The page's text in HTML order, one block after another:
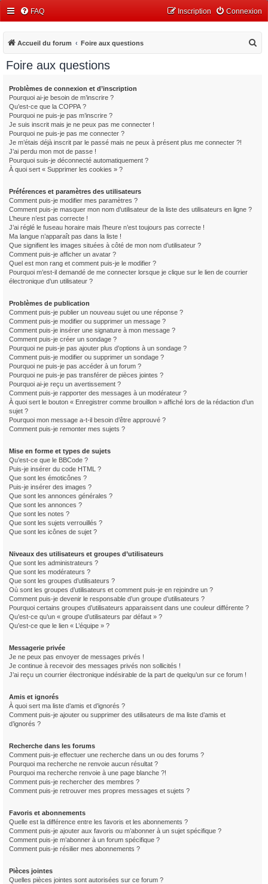
FAQ Connexion
Inscription
Accueil du forum Foire aux questions
Foire aux questions
Problèmes de connexion et d’inscription
Pourquoi ai-je besoin de m’inscrire ?
Qu’est-ce que la COPPA ?
Pourquoi ne puis-je pas m’inscrire ?
Je suis inscrit mais je ne peux pas me connecter !
Pourquoi ne puis-je pas me connecter ?
Je m’étais déjà inscrit par le passé mais ne peux à présent plus me connecter ?!
J’ai perdu mon mot de passe !
Pourquoi suis-je déconnecté automatiquement ?
À quoi sert « Supprimer les cookies » ?
Préférences et paramètres des utilisateurs
Comment puis-je modifier mes paramètres ?
Comment puis-je masquer mon nom d’utilisateur de la liste des utilisateurs en ligne ?
L’heure n’est pas correcte !
J’ai réglé le fuseau horaire mais l’heure n’est toujours pas correcte !
Ma langue n’apparaît pas dans la liste !
Que signifient les images situées à côté de mon nom d’utilisateur ?
Comment puis-je afficher un avatar ?
Quel est mon rang et comment puis-je le modifier ?
Pourquoi m’est-il demandé de me connecter lorsque je clique sur le lien de courrier
électronique d’un utilisateur ?
Problèmes de publication
Comment puis-je publier un nouveau sujet ou une réponse ?
Comment puis-je modifier ou supprimer un message ?
Comment puis-je insérer une signature à mon message ?
Comment puis-je créer un sondage ?
Pourquoi ne puis-je pas ajouter plus d’options à un sondage ?
Comment puis-je modifier ou supprimer un sondage ?
Pourquoi ne puis-je pas accéder à un forum ?
Pourquoi ne puis-je pas transférer de pièces jointes ?
Pourquoi ai-je reçu un avertissement ?
Comment puis-je rapporter des messages à un modérateur ?
À quoi sert le bouton « Enregistrer comme brouillon » affiché lors de la rédaction d’un
sujet ?
Pourquoi mon message a-t-il besoin d’être approuvé ?
Comment puis-je remonter mes sujets ?
Mise en forme et types de sujets
Qu’est-ce que le BBCode ?
Puis-je insérer du code HTML ?
Que sont les émoticônes ?
Puis-je insérer des images ?
Que sont les annonces générales ?
Que sont les annonces ?
Que sont les notes ?
Que sont les sujets verrouillés ?
Que sont les icônes de sujet ?
Niveaux des utilisateurs et groupes d’utilisateurs
Que sont les administrateurs ?
Que sont les modérateurs ?
Que sont les groupes d’utilisateurs ?
Où sont les groupes d’utilisateurs et comment puis-je en rejoindre un ?
Comment puis-je devenir le responsable d’un groupe d’utilisateurs ?
Pourquoi certains groupes d’utilisateurs apparaissent dans une couleur différente ?
Qu’est-ce qu’un « groupe d’utilisateurs par défaut » ?
Qu’est-ce que le lien « L’équipe » ?
Messagerie privée
Je ne peux pas envoyer de messages privés !
Je continue à recevoir des messages privés non sollicités !
J’ai reçu un courrier électronique indésirable de la part de quelqu’un sur ce forum !
Amis et ignorés
À quoi sert ma liste d’amis et d’ignorés ?
Comment puis-je ajouter ou supprimer des utilisateurs de ma liste d’amis et
d’ignorés ?
Recherche dans les forums
Comment puis-je effectuer une recherche dans un ou des forums ?
Pourquoi ma recherche ne renvoie aucun résultat ?
Pourquoi ma recherche renvoie à une page blanche ?!
Comment puis-je rechercher des membres ?
Comment puis-je retrouver mes propres messages et sujets ?
Favoris et abonnements
Quelle est la différence entre les favoris et les abonnements ?
Comment puis-je ajouter aux favoris ou m’abonner à un sujet spécifique ?
Comment puis-je m’abonner à un forum spécifique ?
Comment puis-je résilier mes abonnements ?
Pièces jointes
Quelles pièces jointes sont autorisées sur ce forum ?